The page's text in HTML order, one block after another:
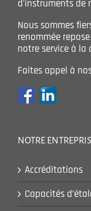
d'instruments de
Nous sommes
renommée
notre service à la
Faites appel à
NOTRE
Accréditations
Capacités